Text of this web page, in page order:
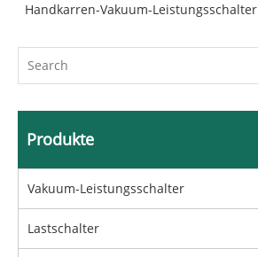
Handkarren-Vakuum-Leistungsschalter
Produkte
Vakuum-Leistungsschalter
Lastschalter